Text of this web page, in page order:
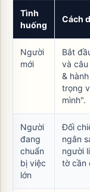
Tình
huống
Cách
Người
mới
Bắt
và câu
&
trọng
mình".
Người
đang
chuẩn
bị việc
lớn
Đối
ngân
người
tờ cần